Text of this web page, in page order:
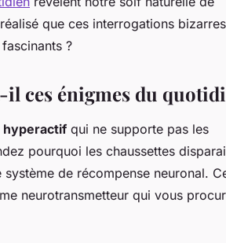
que ces interrogations bizarres
?
ces énigmes du
qui ne supporte pas les
pourquoi les chaussettes
de récompense neuronal.
neurotransmetteur qui vous